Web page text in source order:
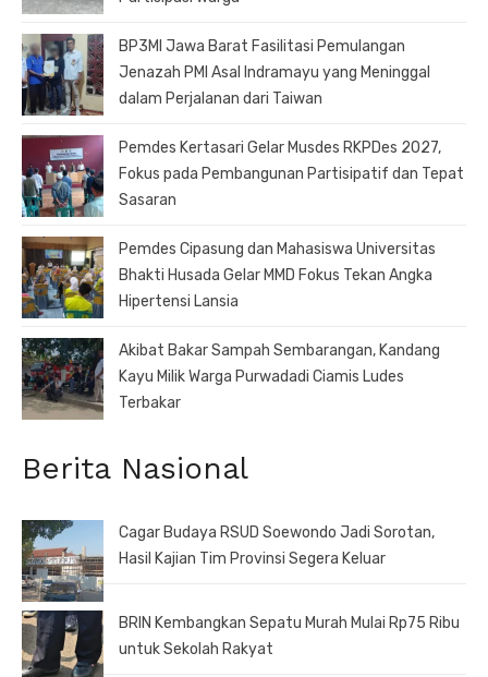
BP3MI Jawa Barat Fasilitasi Pemulangan
Jenazah PMI Asal Indramayu yang Meninggal
dalam Perjalanan dari Taiwan
Pemdes Kertasari Gelar Musdes RKPDes 2027,
Fokus pada Pembangunan Partisipatif dan Tepat
Sasaran
Pemdes Cipasung dan Mahasiswa Universitas
Bhakti Husada Gelar MMD Fokus Tekan Angka
Hipertensi Lansia
Akibat Bakar Sampah Sembarangan, Kandang
Kayu Milik Warga Purwadadi Ciamis Ludes
Terbakar
Berita Nasional
Cagar Budaya RSUD Soewondo Jadi Sorotan,
Hasil Kajian Tim Provinsi Segera Keluar
BRIN Kembangkan Sepatu Murah Mulai Rp75 Ribu
untuk Sekolah Rakyat